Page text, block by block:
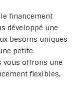
le financement
développé une
besoins uniques
petite
vous offrons une
flexibles,